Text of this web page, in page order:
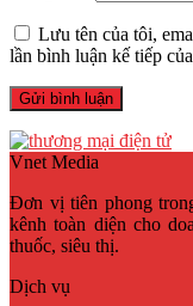
Lưu tên của tôi,
lần bình luận kế tiếp
Vnet Media
Đơn vị tiên phong
kênh toàn diện cho
thuốc, siêu thị.
Dịch vụ